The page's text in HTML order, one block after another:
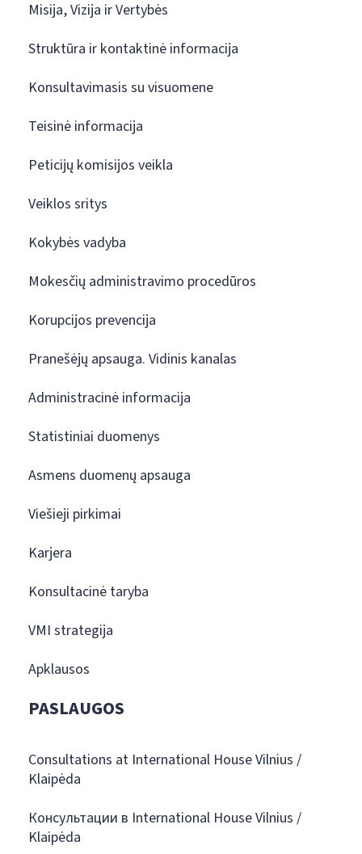
Misija, Vizija ir Vertybės
Struktūra ir kontaktinė informacija
Konsultavimasis su visuomene
Teisinė informacija
Peticijų komisijos veikla
Veiklos sritys
Kokybės vadyba
Mokesčių administravimo procedūros
Korupcijos prevencija
Pranešėjų apsauga. Vidinis kanalas
Administracinė informacija
Statistiniai duomenys
Asmens duomenų apsauga
Viešieji pirkimai
Karjera
Konsultacinė taryba
VMI strategija
Apklausos
PASLAUGOS
Consultations at International House Vilnius /
Klaipėda
Консультации в International House Vilnius /
Klaipėda